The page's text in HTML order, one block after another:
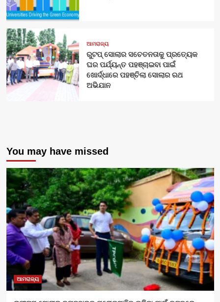
ଆମରାଜ୍ୟ
ରୁଟପ୍ ସୋଲାର ସଚେତନତାକୁ ପ୍ରତ୍ୟେକ
ଘର ପର୍ଯ୍ୟନ୍ତ ପହଞ୍ଚାଇବା ପାଇଁ
ଖୋର୍ଦ୍ଧାରେ ପହଞ୍ଚିଲା ସୋଲାର ରଥ
ଅଭିଯାନ
You may have missed
ଆମରାଜ୍ୟ